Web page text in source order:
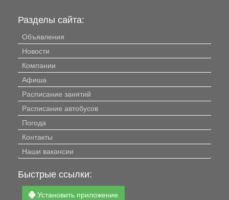
Разделы сайта:
Объявления
Новости
Компании
Афиша
Расписание занятий
Расписание автобусов
Погода
Контакты
Наши вакансии
Быстрые ссылки:
Установить приложение